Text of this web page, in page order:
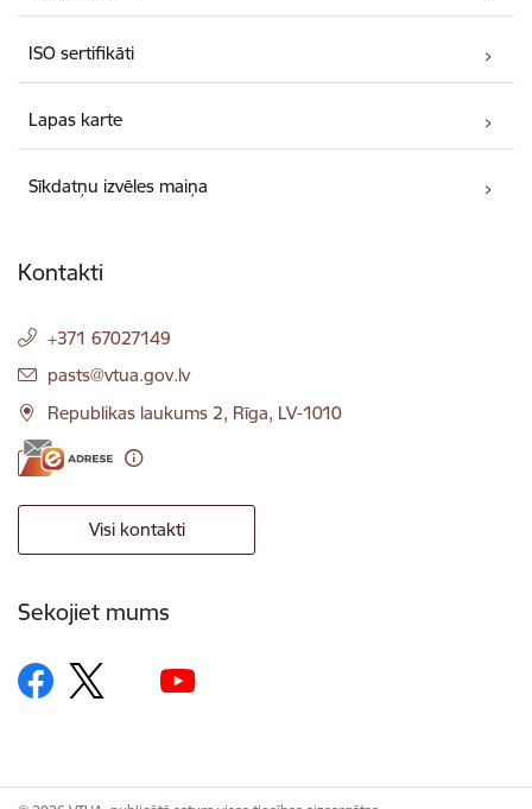
ISO sertifikāti
Lapas karte
Sīkdatņu izvēles maiņa
Kontakti
+371 67027149
E-pasts:
pasts@vtua.gov.lv
Republikas laukums 2, Rīga, LV-1010
Visi kontakti
Sekojiet mums